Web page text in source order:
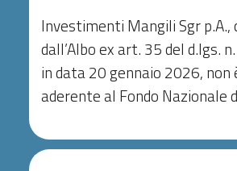
Investimenti Mangili Sgr
dall’Albo ex art. 35 del d.lgs.
in data 20 gennaio 2026, non
aderente al Fondo Nazionale